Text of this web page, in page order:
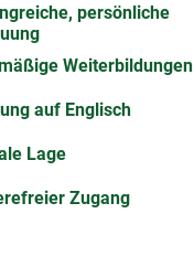
persönliche
Weiterbildungen
auf Englisch
Lage
Zugang